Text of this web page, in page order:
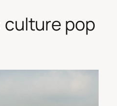
culture pop